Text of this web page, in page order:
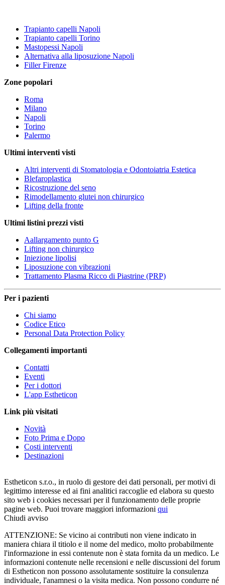
Trapianto capelli Napoli
Trapianto capelli Torino
Mastopessi Napoli
Alternativa alla liposuzione Napoli
Filler Firenze
Zone popolari
Roma
Milano
Napoli
Torino
Palermo
Ultimi interventi visti
Altri interventi di Stomatologia e Odontoiatria Estetica
Blefaroplastica
Ricostruzione del seno
Rimodellamento glutei non chirurgico
Lifting della fronte
Ultimi listini prezzi visti
Aallargamento punto G
Lifting non chirurgico
Iniezione lipolisi
Liposuzione con vibrazioni
Trattamento Plasma Ricco di Piastrine (PRP)
Per i pazienti
Chi siamo
Codice Etico
Personal Data Protection Policy
Collegamenti importanti
Contatti
Eventi
Per i dottori
L'app Estheticon
Link più visitati
Novità
Foto Prima e Dopo
Costi interventi
Destinazioni
Estheticon s.r.o., in ruolo di gestore dei dati personali, per motivi di
legittimo interesse ed ai fini analitici raccoglie ed elabora su questo
sito web i cookies necessari per il funzionamento delle proprie
pagine web. Puoi trovare maggiori informazioni qui
Chiudi avviso
ATTENZIONE: Se vicino ai contributi non viene indicato in
maniera chiara il titiolo e il nome del medico, molto probabilmente
l'informazione in essi contenute non è stata fornita da un medico. Le
informazioni contenute nelle recensioni e nelle discussioni del forum
di Estheticon non possono assolutamente sostituire la consulenza
individuale, l'anamnesi o la visita medica. Non possono condurre né